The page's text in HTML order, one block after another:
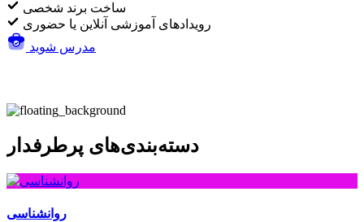
ساخت برند شخصی
رویدادهای آموزشی آنلاین یا حضوری
مدرس شوید
دسته‌بندی‌های پرطرفدار
روانشناسی